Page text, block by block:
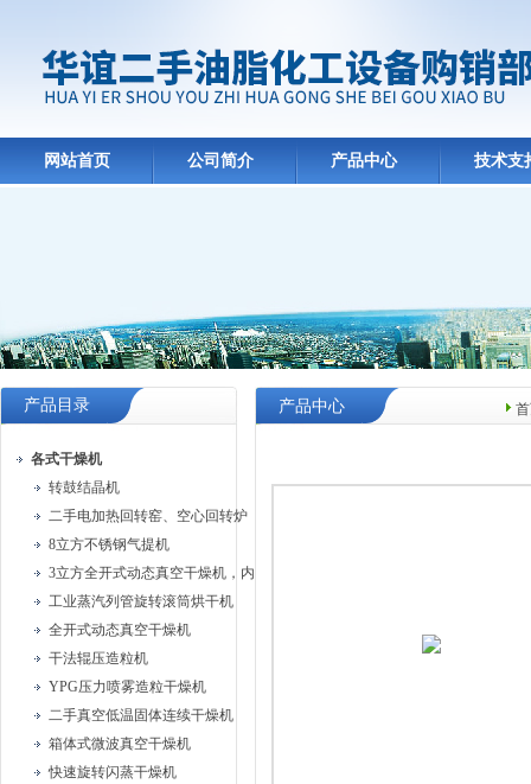
网站首页 公司简介 产品中心 技术支
产品目录
各式干燥机
转鼓结晶机
二手电加热回转窑、空心回转炉
8立方不锈钢气提机
3立方全开式动态真空干燥机，内部耙式搅拌
工业蒸汽列管旋转滚筒烘干机
全开式动态真空干燥机
干法辊压造粒机
YPG压力喷雾造粒干燥机
二手真空低温固体连续干燥机
箱体式微波真空干燥机
快速旋转闪蒸干燥机
产品中心